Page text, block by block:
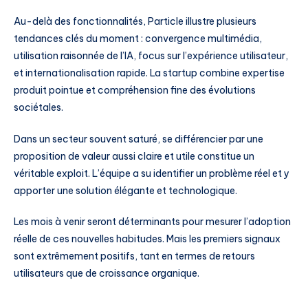
Au-delà des fonctionnalités, Particle illustre plusieurs
tendances clés du moment : convergence multimédia,
utilisation raisonnée de l’IA, focus sur l’expérience utilisateur,
et internationalisation rapide. La startup combine expertise
produit pointue et compréhension fine des évolutions
sociétales.
Dans un secteur souvent saturé, se différencier par une
proposition de valeur aussi claire et utile constitue un
véritable exploit. L’équipe a su identifier un problème réel et y
apporter une solution élégante et technologique.
Les mois à venir seront déterminants pour mesurer l’adoption
réelle de ces nouvelles habitudes. Mais les premiers signaux
sont extrêmement positifs, tant en termes de retours
utilisateurs que de croissance organique.